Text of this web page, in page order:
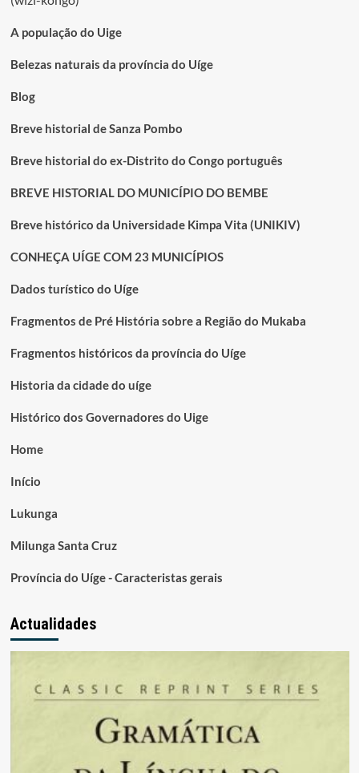
A população do Uige
Belezas naturais da província do Uíge
Blog
Breve historial de Sanza Pombo
Breve historial do ex-Distrito do Congo português
BREVE HISTORIAL DO MUNICÍPIO DO BEMBE
Breve histórico da Universidade Kimpa Vita (UNIKIV)
CONHEÇA UÍGE COM 23 MUNICÍPIOS
Dados turístico do Uíge
Fragmentos de Pré História sobre a Região do Mukaba
Fragmentos históricos da província do Uíge
Historia da cidade do uíge
Histórico dos Governadores do Uige
Home
Início
Lukunga
Milunga Santa Cruz
Província do Uíge - Caracteristas gerais
Actualidades